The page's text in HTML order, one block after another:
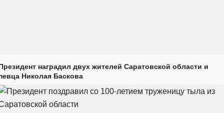
наградил двух жителей Саратовской области и
Николая Баскова